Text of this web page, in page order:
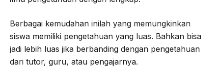
Berbagai kemudahan inilah yang memungkinkan
siswa memiliki pengetahuan yang luas. Bahkan bisa
jadi lebih luas jika berbanding dengan pengetahuan
dari tutor, guru, atau pengajarnya.